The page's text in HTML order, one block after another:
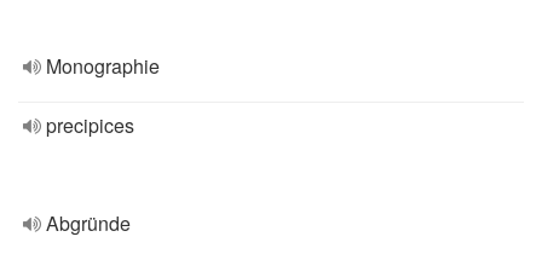
Monographie
precipices
Abgründe